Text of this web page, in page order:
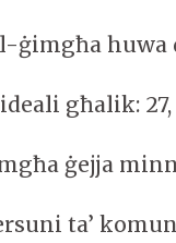
huwa
għalik: 27,
ġejja
ta’